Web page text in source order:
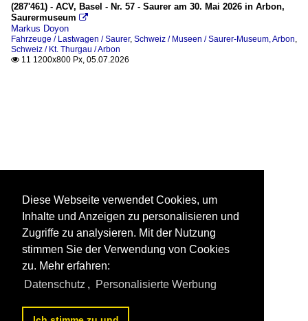
(287'461) - ACV, Basel - Nr. 57 - Saurer am 30. Mai 2026 in Arbon,
Saurermuseum 
Markus Doyon
Fahrzeuge / Lastwagen / Saurer, Schweiz / Museen / Saurer-Museum, Arbon,
Schweiz / Kt. Thurgau / Arbon
 11 1200x800 Px, 05.07.2026
Diese Webseite verwendet Cookies, um
Inhalte und Anzeigen zu personalisieren und
Zugriffe zu analysieren. Mit der Nutzung
stimmen Sie der Verwendung von Cookies
zu. Mehr erfahren:
Datenschutz , Personalisierte Werbung